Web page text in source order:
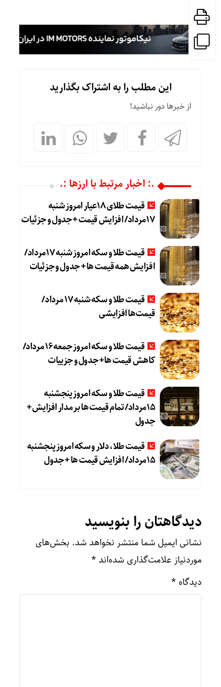
این مطلب را به اشتراک بگذارید
از خبرها دور نباشید!
.: اخبار مرتبط با ارزها :.
قیمت طلای 18عیار امروز شنبه
17مرداد/ افزایش قیمت + جدول و جزئیات
قیمت طلا و سکه امروز شنبه 17مرداد/
افزایش همه قیمت ها + جدول و جزئیات
قیمت طلا و سکه شنبه 17 مرداد/
قیمت‌ها افزایشی
قیمت طلا و سکه امروز جمعه ۱۶ مرداد/
کاهش قیمت ها+ جدول و جزییات
قیمت طلا و سکه امروز پنجشنبه
15مرداد/ تمام قیمت ها بر مدار افزایش +
جدول
قیمت طلا، دلار و سکه امروز پنجشنبه
15مرداد/ افزایش قیمت ها + جدول
دیدگاهتان را بنویسید
نشانی ایمیل شما منتشر نخواهد شد. بخش‌های
موردنیاز علامت‌گذاری شده‌اند *
دیدگاه *